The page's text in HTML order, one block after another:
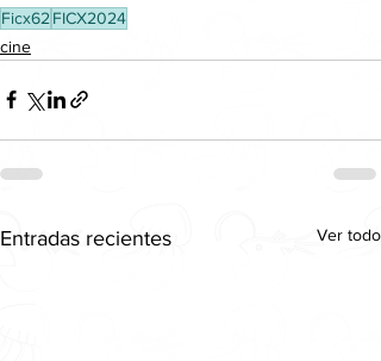
Ficx62 FICX2024
cine
Entradas recientes Ver todo